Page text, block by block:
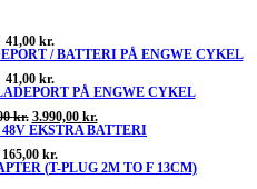
41,00 kr.
/ BATTERI PÅ ENGWE CYKEL
41,00 kr.
PÅ ENGWE CYKEL
kr. Den
oprindelige
pris
var:
3.990,00 kr.Den
aktuelle
er:
EKSTRA BATTERI
165,00 kr.
(T-PLUG 2M TO F 13CM)